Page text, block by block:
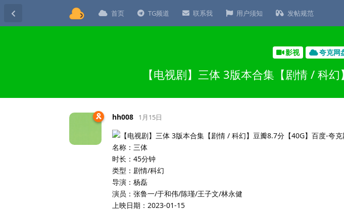
首页 TG频道 联系我 用户须知 发帖规范
影视 夸克网
【电视剧】三体 3版本合集【剧情 / 科
hh008 1月15日
名称：三体
时长：45分钟
类型：剧情/科幻
导演：杨磊
演员：张鲁一/于和伟/陈瑾/王子文/林永健
上映日期：2023-01-15